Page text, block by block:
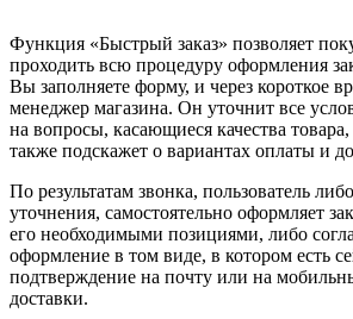
Функция «Быстрый заказ» позволяет
проходить всю процедуру оформления
Вы заполняете форму, и через короткое
менеджер магазина. Он уточнит все
на вопросы, касающиеся качества
также подскажет о вариантах оплаты и
По результатам звонка, пользователь
уточнения, самостоятельно оформляет
его необходимыми позициями, либо
оформление в том виде, в котором есть
подтверждение на почту или на
доставки.